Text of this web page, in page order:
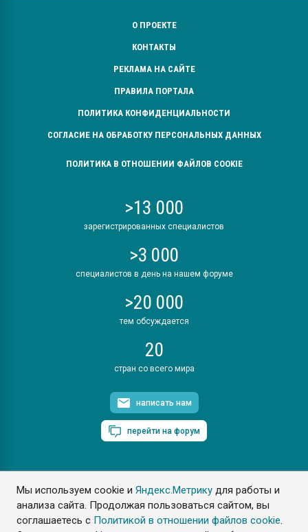
Мы используем cookie иЯндекс.Метрику для работы и
анализа сайта. Продолжая пользоваться сайтом, вы
соглашаетесь с Политикой в отношении файлов cookie.
О ПРОЕКТЕ
КОНТАКТЫ
РЕКЛАМА НА САЙТЕ
ПРАВИЛА ПОРТАЛА
ПОЛИТИКА КОНФИДЕНЦИАЛЬНОСТИ
СОГЛАСИЕ НА ОБРАБОТКУ ПЕРСОНАЛЬНЫХ ДАННЫХ
ПОЛИТИКА В ОТНОШЕНИИ ФАЙЛОВ COOKIE
>13 000
зарегистрированных специалистов
>3 000
специалистов в день на нашем форуме
>20 000
тем обсуждается
20
стран со всего мира
написать нам
перейти на форум
ПластЭксперт © 2006. Все права защищены
Разрешается копирование материалов сайта с обязательной
ссылкой на www.e-plastic.ru